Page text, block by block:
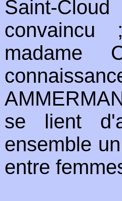
Saint-
madame
se lient
ensemble
entre